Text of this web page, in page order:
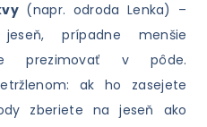
(napr. odroda Lenka) –
prípadne menšie
prezimovať v pôde.
ak ho zasejete
zberiete na jeseň ako